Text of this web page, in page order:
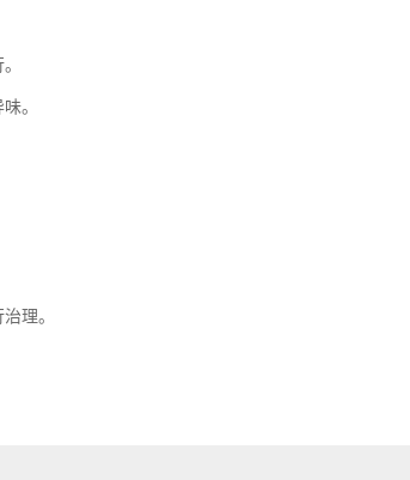
。
理。